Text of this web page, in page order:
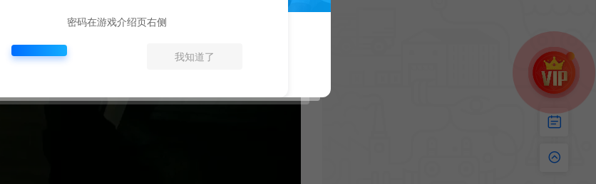
密码在游戏介绍页右侧
我知道了